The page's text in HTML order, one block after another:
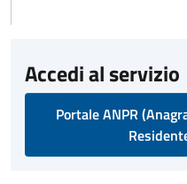
Accedi al servizio
Portale ANPR